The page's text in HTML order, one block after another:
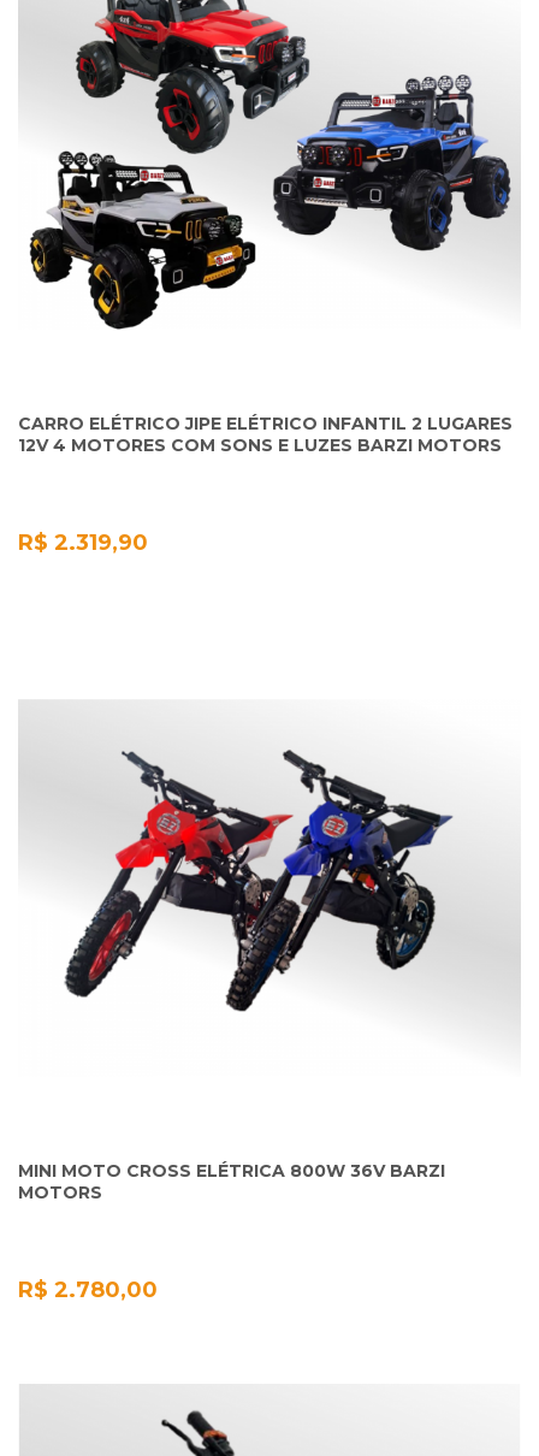
CARRO ELÉTRICO JIPE ELÉTRICO INFANTIL 2 LUGARES
12V 4 MOTORES COM SONS E LUZES BARZI MOTORS
R$ 2.319,90
MINI MOTO CROSS ELÉTRICA 800W 36V BARZI
MOTORS
R$ 2.780,00